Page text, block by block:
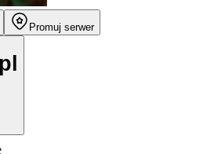
Promuj serwer